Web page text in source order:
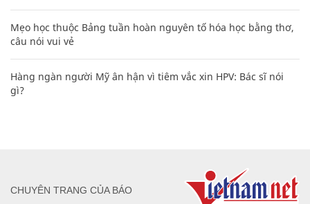
Mẹo học thuộc Bảng tuần hoàn nguyên tố hóa học bằng thơ,
câu nói vui vẻ
Hàng ngàn người Mỹ ân hận vì tiêm vắc xin HPV: Bác sĩ nói
gì?
CHUYÊN TRANG CỦA BÁO